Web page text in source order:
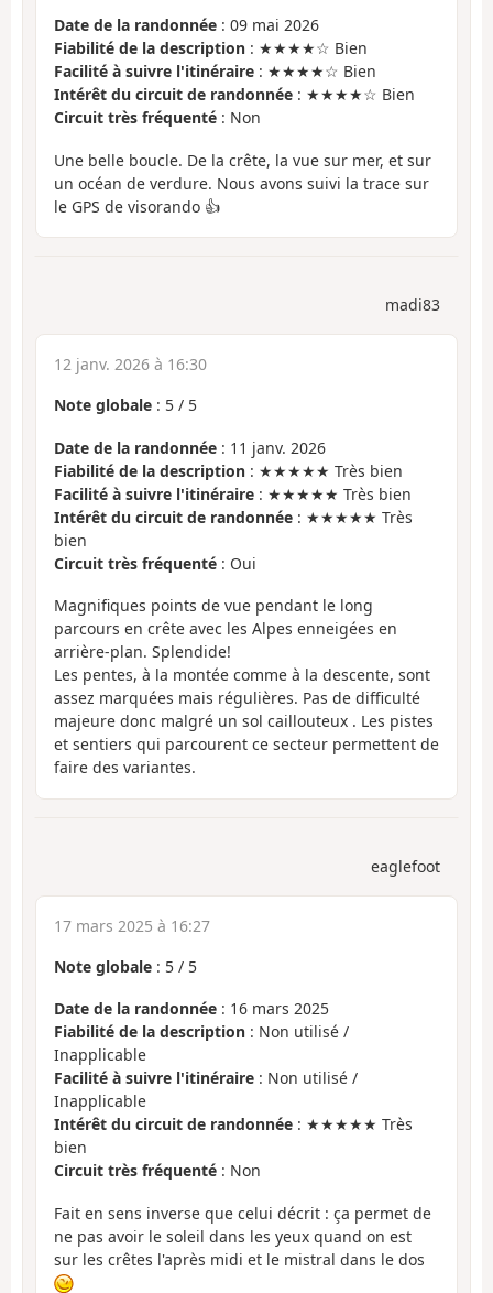
Date de la randonnée : 09 mai 2026
Fiabilité de la description : ★★★★☆ Bien
Facilité à suivre l'itinéraire : ★★★★☆ Bien
Intérêt du circuit de randonnée : ★★★★☆ Bien
Circuit très fréquenté : Non
Une belle boucle. De la crête, la vue sur mer, et sur
un océan de verdure. Nous avons suivi la trace sur
le GPS de visorando 👍
madi83
12 janv. 2026 à 16:30
Note globale : 5 / 5
Date de la randonnée : 11 janv. 2026
Fiabilité de la description : ★★★★★ Très bien
Facilité à suivre l'itinéraire : ★★★★★ Très bien
Intérêt du circuit de randonnée : ★★★★★ Très
bien
Circuit très fréquenté : Oui
Magnifiques points de vue pendant le long
parcours en crête avec les Alpes enneigées en
arrière-plan. Splendide!
Les pentes, à la montée comme à la descente, sont
assez marquées mais régulières. Pas de difficulté
majeure donc malgré un sol caillouteux . Les pistes
et sentiers qui parcourent ce secteur permettent de
faire des variantes.
eaglefoot
17 mars 2025 à 16:27
Note globale : 5 / 5
Date de la randonnée : 16 mars 2025
Fiabilité de la description : Non utilisé /
Inapplicable
Facilité à suivre l'itinéraire : Non utilisé /
Inapplicable
Intérêt du circuit de randonnée : ★★★★★ Très
bien
Circuit très fréquenté : Non
Fait en sens inverse que celui décrit : ça permet de
ne pas avoir le soleil dans les yeux quand on est
sur les crêtes l'après midi et le mistral dans le dos